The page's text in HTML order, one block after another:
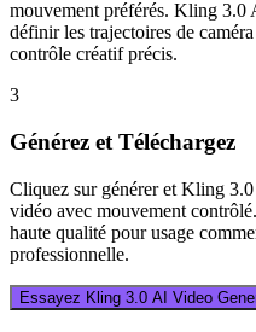
mouvement préférés. Kling 3.0
définir les trajectoires de
contrôle créatif précis.
3
Générez et Téléchargez
Cliquez sur générer et Kling
vidéo avec mouvement
haute qualité pour usage
professionnelle.
Essayez Kling 3.0 AI Video